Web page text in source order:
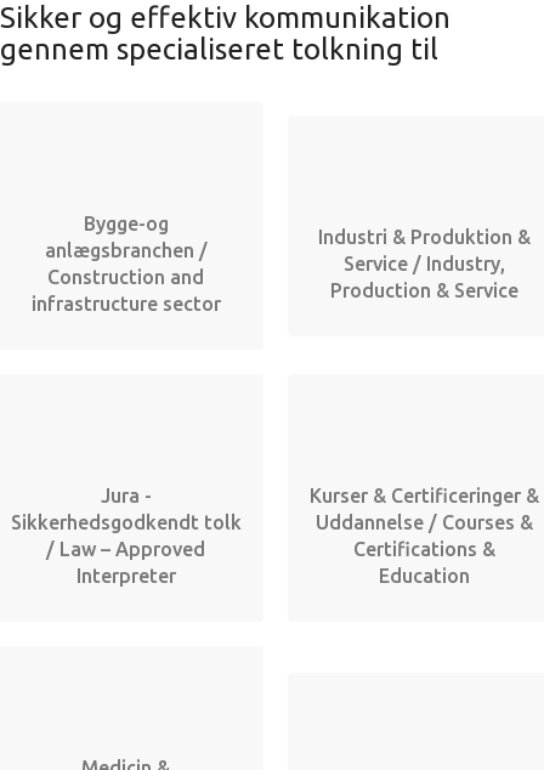
Sikker og effektiv kommunikation
gennem specialiseret tolkning til
Bygge-og
anlægsbranchen /
Construction and
infrastructure sector
Industri & Produktion &
Service / Industry,
Production & Service
Jura -
Sikkerhedsgodkendt tolk
/ Law – Approved
Interpreter
Kurser & Certificeringer &
Uddannelse / Courses &
Certifications &
Education